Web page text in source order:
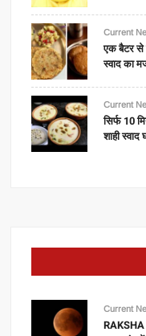
Current
एक बैटर से
स्वाद का
Current
सिर्फ 10
शाही स्वाद
Current
RAKSHA